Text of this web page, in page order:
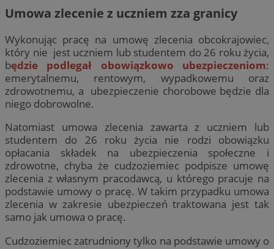
Umowa zlecenie z uczniem zza granicy
Wykonując pracę na umowę zlecenia obcokrajowiec,
który nie jest uczniem lub studentem do 26 roku życia,
będzie podlegał obowiązkowo ubezpieczeniom:
emerytalnemu, rentowym, wypadkowemu oraz
zdrowotnemu, a ubezpieczenie chorobowe będzie dla
niego dobrowolne.
Natomiast umowa zlecenia zawarta z uczniem lub
studentem do 26 roku życia nie rodzi obowiązku
opłacania składek na ubezpieczenia społeczne i
zdrowotne, chyba że cudzoziemiec podpisze umowę
zlecenia z własnym pracodawcą, u którego pracuje na
podstawie umowy o pracę. W takim przypadku umowa
zlecenia w zakresie ubezpieczeń traktowana jest tak
samo jak umowa o pracę.
Cudzoziemiec zatrudniony tylko na podstawie umowy o